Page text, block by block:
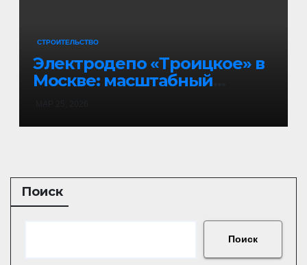
СТРОИТЕЛЬСТВО
Электродепо «Троицкое» в
Москве: масштабный
современными
Поиск
Поиск